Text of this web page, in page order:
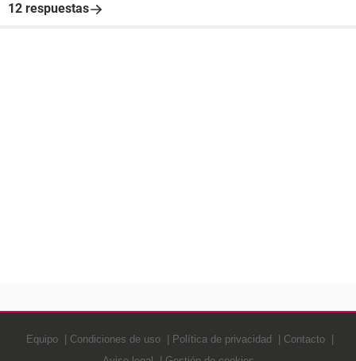
12 respuestas
Equipo Condiciones de uso Política de privacidad
Contacto